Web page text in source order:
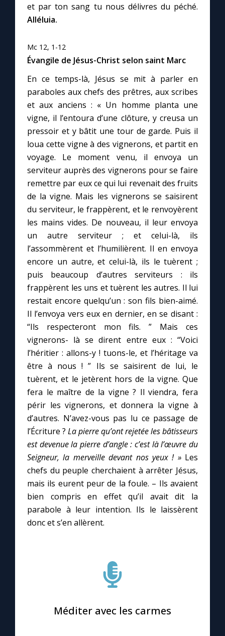
et par ton sang tu nous délivres du péché.
Alléluia.
Mc 12, 1-12
Évangile de Jésus-Christ selon saint Marc
En ce temps-là, Jésus se mit à parler en
paraboles aux chefs des prêtres, aux scribes
et aux anciens : « Un homme planta une
vigne, il l’entoura d’une clôture, y creusa un
pressoir et y bâtit une tour de garde. Puis il
loua cette vigne à des vignerons, et partit en
voyage. Le moment venu, il envoya un
serviteur auprès des vignerons pour se faire
remettre par eux ce qui lui revenait des fruits
de la vigne. Mais les vignerons se saisirent
du serviteur, le frappèrent, et le renvoyèrent
les mains vides. De nouveau, il leur envoya
un autre serviteur ; et celui-là, ils
l’assommèrent et l’humilièrent. Il en envoya
encore un autre, et celui-là, ils le tuèrent ;
puis beaucoup d’autres serviteurs : ils
frappèrent les uns et tuèrent les autres. Il lui
restait encore quelqu’un : son fils bien-aimé.
Il l’envoya vers eux en dernier, en se disant :
“Ils respecteront mon fils. ” Mais ces
vignerons- là se dirent entre eux : “Voici
l’héritier : allons-y ! tuons-le, et l’héritage va
être à nous ! ” Ils se saisirent de lui, le
tuèrent, et le jetèrent hors de la vigne. Que
fera le maître de la vigne ? Il viendra, fera
périr les vignerons, et donnera la vigne à
d’autres. N’avez-vous pas lu ce passage de
l’Écriture ? La pierre qu’ont rejetée les bâtisseurs
est devenue la pierre d’angle : c’est là l’œuvre du
Seigneur, la merveille devant nos yeux ! »Les
chefs du peuple cherchaient à arrêter Jésus,
mais ils eurent peur de la foule. – Ils avaient
bien compris en effet qu’il avait dit la
parabole à leur intention. Ils le laissèrent
donc et s’en allèrent.
Méditer avec les carmes